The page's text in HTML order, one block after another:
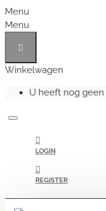
Menu
Menu
Winkelwagen
U heeft nog
LOGIN
REGISTER